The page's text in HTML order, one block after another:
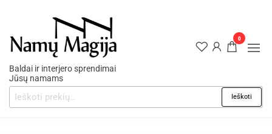
Baldai ir interjero sprendimai
Jūsų namams
Ieškoti
0